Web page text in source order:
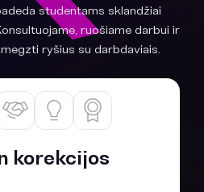
studentams sklandžiai
ruošiame darbui ir
ryšius su darbdaviais.
korekcijos